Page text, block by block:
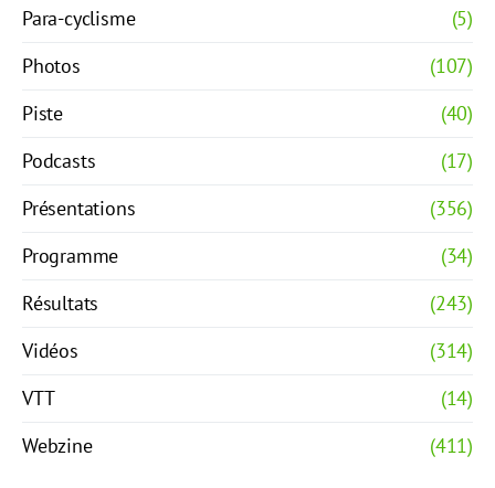
Para-cyclisme
(5)
Photos
(107)
Piste
(40)
Podcasts
(17)
Présentations
(356)
Programme
(34)
Résultats
(243)
Vidéos
(314)
VTT
(14)
Webzine
(411)